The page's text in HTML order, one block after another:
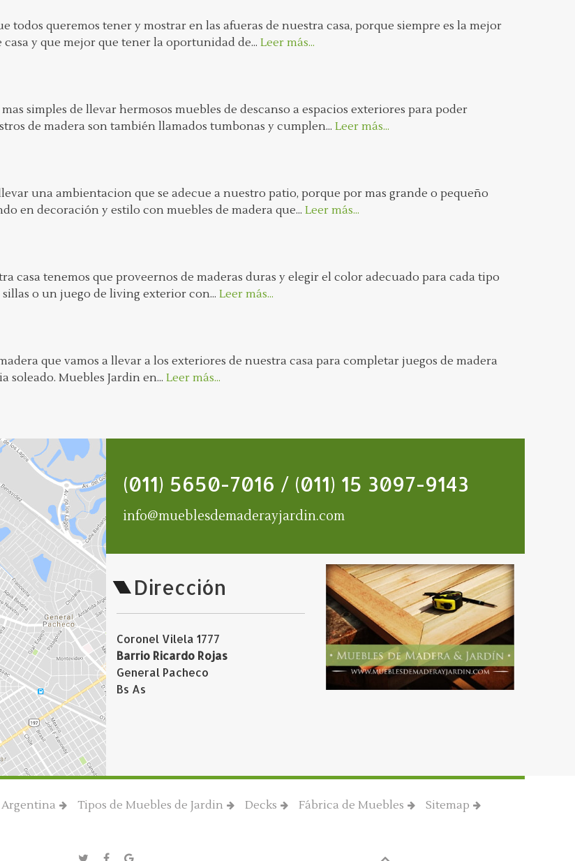
todos queremos tener y mostrar en las afueras de nuestra casa, porque siempre es la mejor
y que mejor que tener la oportunidad de... Leer más...
simples de llevar hermosos muebles de descanso a espacios exteriores para poder
de madera son también llamados tumbonas y cumplen... Leer más...
una ambientacion que se adecue a nuestro patio, porque por mas grande o pequeño
en decoración y estilo con muebles de madera que... Leer más...
casa tenemos que proveernos de maderas duras y elegir el color adecuado para cada tipo
o un juego de living exterior con... Leer más...
que vamos a llevar a los exteriores de nuestra casa para completar juegos de madera
Muebles Jardin en... Leer más...
(011) 5650-7016 / (011) 15 3097-9143
info@mueblesdemaderayjardin.com
Dirección
Coronel Vilela 1777
Barrio Ricardo Rojas
General Pacheco
Bs As
Tipos de Muebles de Jardin Decks Fábrica de Muebles Sitemap